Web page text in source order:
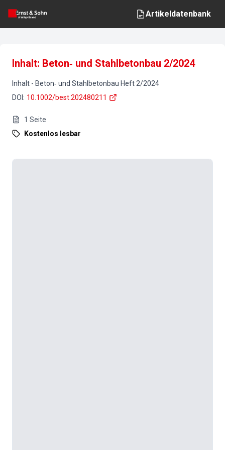
Artikeldatenbank
Inhalt: Beton‐ und Stahlbetonbau 2/2024
Inhalt - Beton‐ und Stahlbetonbau Heft 2/2024
DOI : 10.1002/best.202480211
1 Seite
Kostenlos lesbar